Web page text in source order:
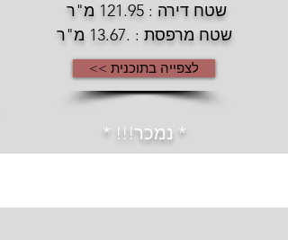
שטח דירה : 121.95 מ"ר
שטח מרפסת : .13.67 מ"ר
לצפייה בתוכנית >>
* נמכר!!! *